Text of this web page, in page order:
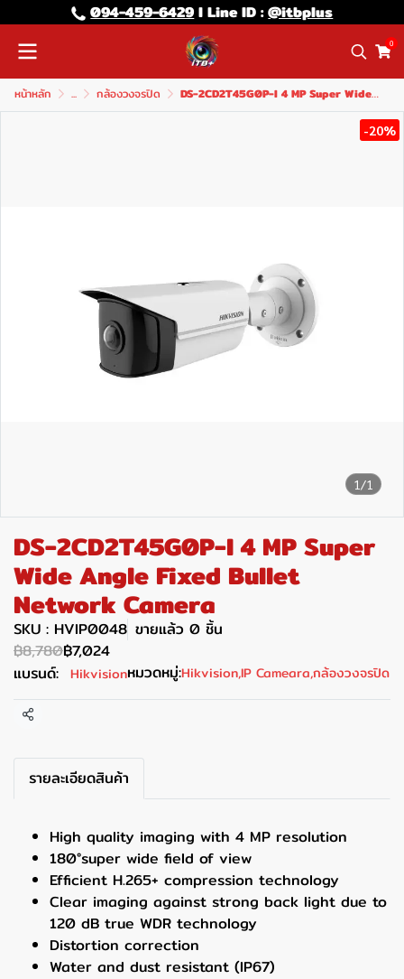
094-459-6429l Line lD :@itbplus
0
หน้าหลัก ... กล้องวงจรปิด DS-2CD2T45G0P-I 4 MP Super Wide Angle Fixed Bullet Network Camera
1/1
-20%
DS-2CD2T45G0P-I 4 MP Super
Wide Angle Fixed Bullet
Network Camera
SKU : HVIP0048 ขายแล้ว 0 ชิ้น
฿8,780฿7,024
แบรนด์: Hikvisionหมวดหมู่:Hikvision,IP Cameara,กล้องวงจรปิด
แชร์
รายละเอียดสินค้า
High quality imaging with 4 MP resolution
180°super wide field of view
Efficient H.265+ compression technology
Clear imaging against strong back light due to
120 dB true WDR technology
Distortion correction
Water and dust resistant (IP67)